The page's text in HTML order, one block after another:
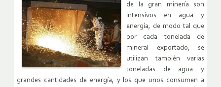
de la gran minería son
intensivos en agua y
energía, de modo tal que
por cada tonelada de
mineral exportado, se
utilizan también varias
toneladas de agua y
grandes cantidades de energía, y los que unos consumen a